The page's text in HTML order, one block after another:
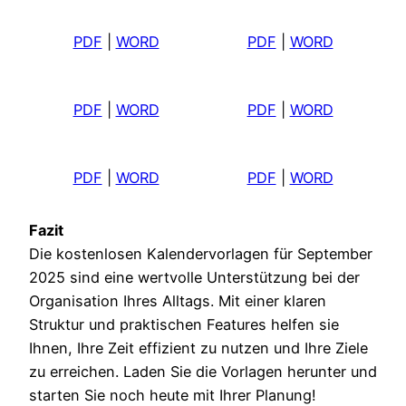
PDF WORD PDF WORD
PDF WORD PDF WORD
PDF WORD PDF WORD
Fazit
Die kostenlosen Kalendervorlagen für September
2025 sind eine wertvolle Unterstützung bei der
Organisation Ihres Alltags. Mit einer klaren
Struktur und praktischen Features helfen sie
Ihnen, Ihre Zeit effizient zu nutzen und Ihre Ziele
zu erreichen. Laden Sie die Vorlagen herunter und
starten Sie noch heute mit Ihrer Planung!